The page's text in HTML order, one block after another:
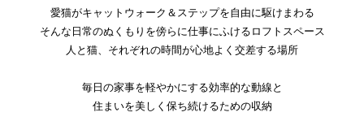
愛猫がキャットウォーク＆ステップを自由に駆けまわる
そんな日常のぬくもりを傍らに仕事にふけるロフトスペース
人と猫、それぞれの時間が心地よく交差する場所
毎日の家事を軽やかにする効率的な動線と
住まいを美しく保ち続けるための収納